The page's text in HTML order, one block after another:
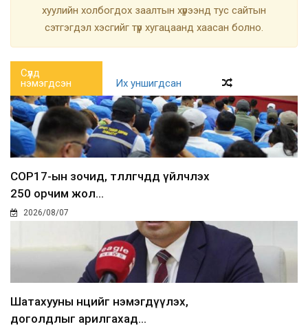
хуулийн холбогдох заалтын хүрээнд тус сайтын
сэтгэгдэл хэсгийг түр хугацаанд хаасан болно.
Сүүлд
нэмэгдсэн
Их уншигдсан
COP17-ын зочид, төлөөлөгчдөд үйлчлэх
250 орчим жол...
2026/08/07
Шатахууны нөөцийг нэмэгдүүлэх,
доголдлыг арилгахад...